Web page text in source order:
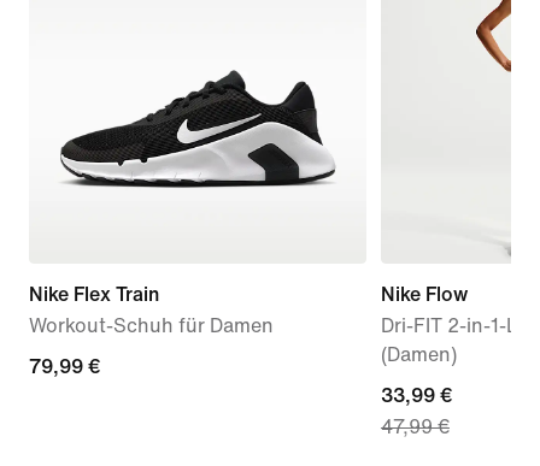
Nike Flex Train
Workout-Schuh für Damen
79,99 €
79,99 €
Nike Flow
Dri-FIT 2-in-1-
(Damen)
current
price
33,99 €
47,99 €